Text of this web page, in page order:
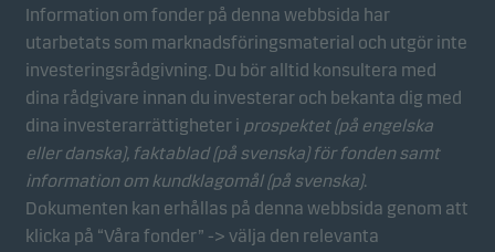
Information om fonder på denna webbsida har
utarbetats som marknadsföringsmaterial och utgör inte
investeringsrådgivning. Du bör alltid konsultera med
dina rådgivare innan du investerar och bekanta dig med
dina investerarrättigheter i prospektet (på engelska
eller danska), faktablad(på svenska) för fonden samt
information om kundklagomål (på svenska).
Dokumenten kan erhållas på denna webbsida genom att
klicka på “Våra fonder” -> välja den relevanta